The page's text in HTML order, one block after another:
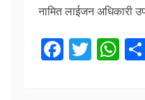
नामित लाईजन अधिकारी
F
T
W